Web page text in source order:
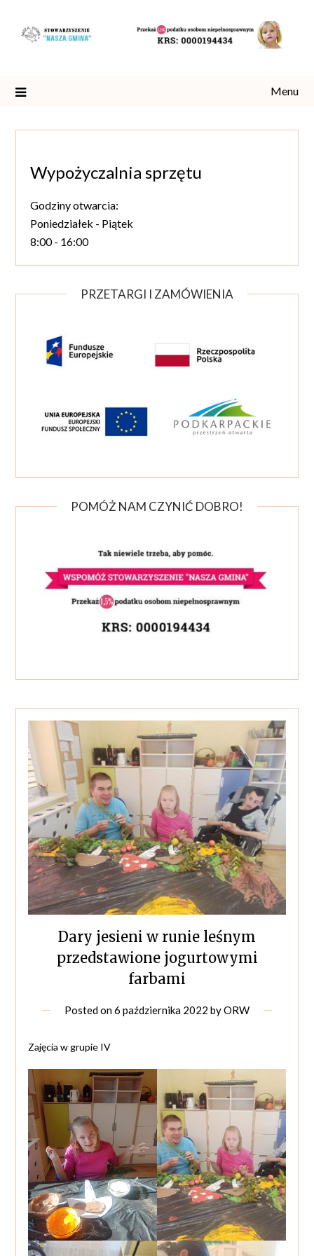
content
Menu
Wypożyczalnia sprzętu
Godziny otwarcia:
Poniedziałek - Piątek
8:00 - 16:00
PRZETARGI I ZAMÓWIENIA
POMÓŻ NAM CZYNIĆ DOBRO!
Dary jesieni w runie leśnym
przedstawione jogurtowymi
farbami
Posted on6 października 2022 byORW
Zajęcia w grupie IV